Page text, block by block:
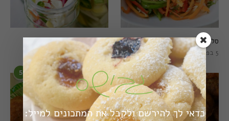
חמוצים מהירים
1 באוגוסט 2022
סלט פלפלים טרי וצבעוני
5 בפברואר 2021
5 6
כדאי לך להירשם ולקבל את המתכונים למייל: